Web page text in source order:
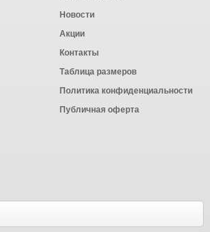
Новости
Акции
Контакты
Таблица размеров
Политика конфиденциальности
Публичная оферта